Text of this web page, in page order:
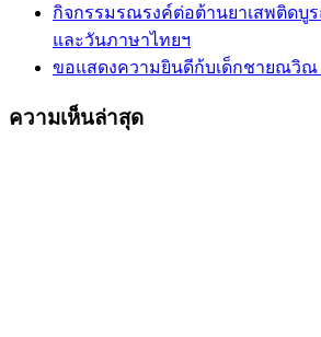
กิจกรรมรณรงค์ต่อต้านยาเสพติดบู
และวันภาษาไทยฯ
ขอแสดงความยินดีก้บเด็กชายณวิณ
ความเห็นล่าสุด